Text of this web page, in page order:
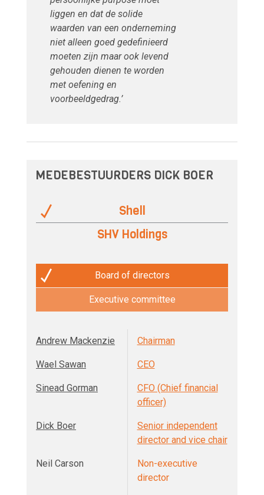
liggen en dat de solide
waarden van een onderneming
niet alleen goed gedefinieerd
moeten zijn maar ook levend
gehouden dienen te worden
met oefening en
voorbeeldgedrag.’
MEDEBESTUURDERS DICK BOER
Shell
SHV Holdings
Board of directors
Executive committee
Andrew Mackenzie Chairman
Wael Sawan CEO
Sinead Gorman
CFO (Chief financial
officer)
Dick Boer
Senior independent
director and vice chair
Neil Carson
Non-executive
director